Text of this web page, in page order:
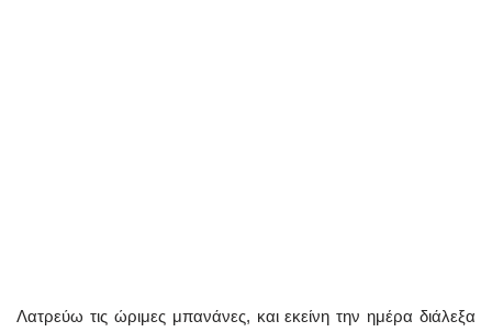
Λατρεύω τις ώριμες μπανάνες, και εκείνη την ημέρα διάλεξα